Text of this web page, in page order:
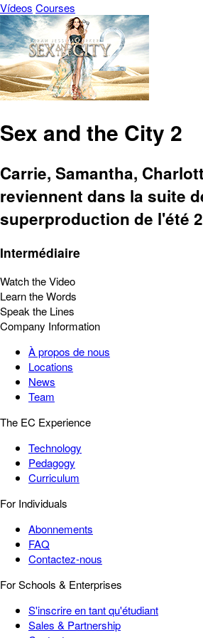
Vídeos Courses
Sex and the City 2
Carrie, Samantha,
reviennent dans la suite
superproduction de l'été
Intermédiaire
Watch the Video
Learn the Words
Speak the Lines
Company Information
À propos de nous
Locations
News
Team
The EC Experience
Technology
Pedagogy
Curriculum
For Individuals
Abonnements
FAQ
Contactez-nous
For Schools & Enterprises
S'inscrire en tant qu'étudiant
Sales & Partnership